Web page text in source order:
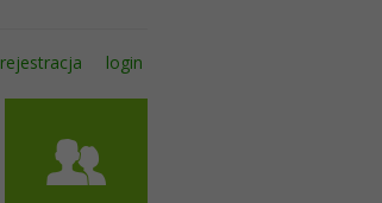
rejestracja login